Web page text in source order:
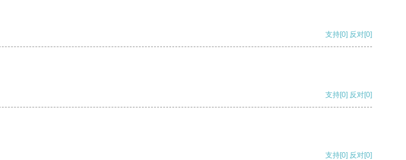
支持[0] 反对[0]
支持[0] 反对[0]
支持[0] 反对[0]